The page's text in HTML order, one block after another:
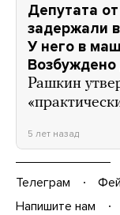
Депутата
задержали
У него в
Возбуждено
Рашкин
5 лет назад
Телеграм
Напишите нам